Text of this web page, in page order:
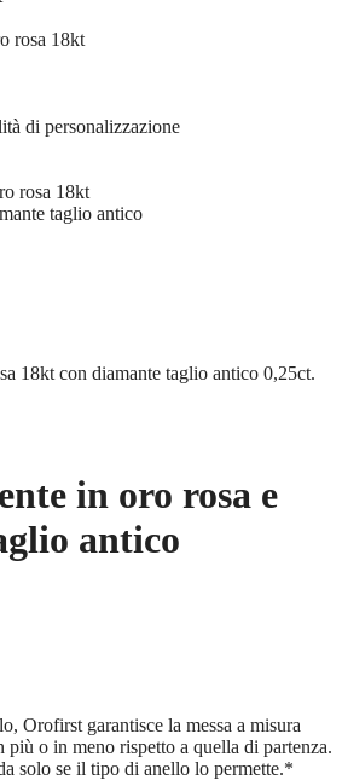
rosa 18kt
di personalizzazione
rosa 18kt
taglio antico
18kt con diamante taglio antico 0,25ct.
in oro rosa e
antico
Orofirst garantisce la messa a misura
più o in meno rispetto a quella di partenza.
solo se il tipo di anello lo permette.*